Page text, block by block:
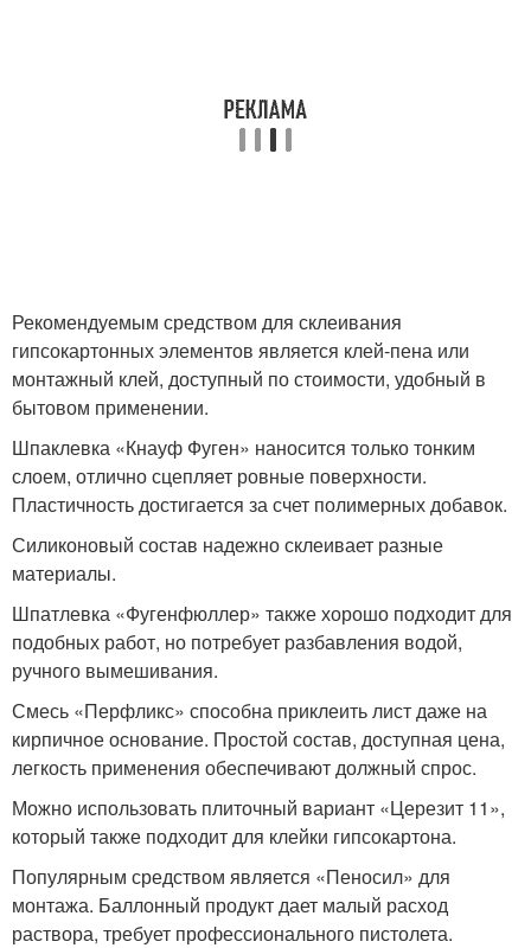
Рекомендуемым средством для склеивания
гипсокартонных элементов является клей-пена или
монтажный клей, доступный по стоимости, удобный в
бытовом применении.
Шпаклевка «Кнауф Фуген» наносится только тонким
слоем, отлично сцепляет ровные поверхности.
Пластичность достигается за счет полимерных добавок.
Силиконовый состав надежно склеивает разные
материалы.
Шпатлевка «Фугенфюллер» также хорошо подходит для
подобных работ, но потребует разбавления водой,
ручного вымешивания.
Смесь «Перфликс» способна приклеить лист даже на
кирпичное основание. Простой состав, доступная цена,
легкость применения обеспечивают должный спрос.
Можно использовать плиточный вариант «Церезит 11»,
который также подходит для клейки гипсокартона.
Популярным средством является «Пеносил» для
монтажа. Баллонный продукт дает малый расход
раствора, требует профессионального пистолета.